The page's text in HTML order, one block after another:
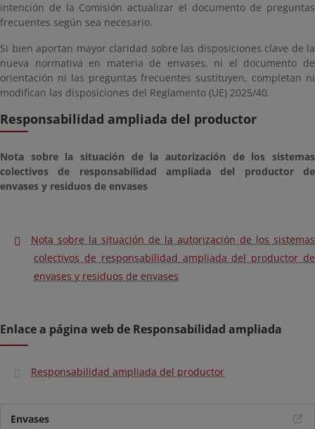
intención de la Comisión actualizar el documento de preguntas
frecuentes según sea necesario.
Si bien aportan mayor claridad sobre las disposiciones clave de la
nueva normativa en materia de envases, ni el documento de
orientación ni las preguntas frecuentes sustituyen, completan ni
modifican las disposiciones del Reglamento (UE) 2025/40.
Responsabilidad ampliada del productor
Nota sobre la situación de la autorización de los sistemas
colectivos de responsabilidad ampliada del productor de
envases y residuos de envases
Nota sobre la situación de la autorización de los sistemas
colectivos de responsabilidad ampliada del productor de
envases y residuos de envases
Enlace a página web de Responsabilidad ampliada
Responsabilidad ampliada del productor
Envases